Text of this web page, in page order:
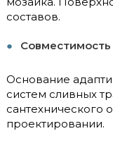
составов.
Основание
систем сливных
сантехнического
проектировании.